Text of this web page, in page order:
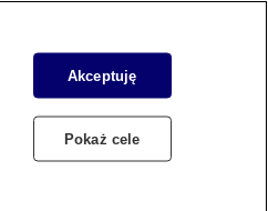
Dzień dobry!
ZALOGUJ SIĘ
Akceptuję
Pokaż cele